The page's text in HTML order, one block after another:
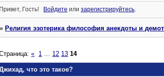
Привет, Гость! Войдите илизарегистрируйтесь.
»Религия эзотерика философия анекдоты и
что это такое?
« 1 12 13 14